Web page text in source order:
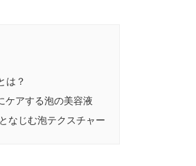
は？
ケアする泡の美容液
なじむ泡テクスチャー